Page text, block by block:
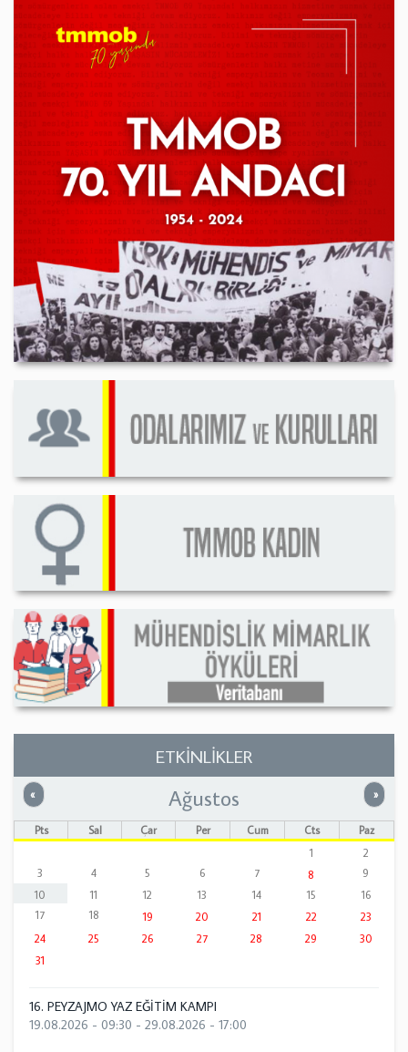
ETKİNLİKLER
« Önceki »
Ağustos
Pts Sal Çar Per Cum Cts
Paz
1
2
3
4 5 6 7 8
9
10
11 12 13 14 15
16
17
18 19 20 21 22
23
24
25 26 27 28 29
30
31
16. PEYZAJMO YAZ EĞİTİM KAMPI
19.08.2026 - 09:30 - 29.08.2026 - 17:00